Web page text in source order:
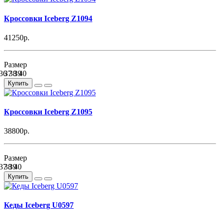
Кроссовки Iceberg Z1094
41250р.
Размер
37383940
Купить
Кроссовки Iceberg Z1095
38800р.
Размер
383940
Купить
Кеды Iceberg U0597